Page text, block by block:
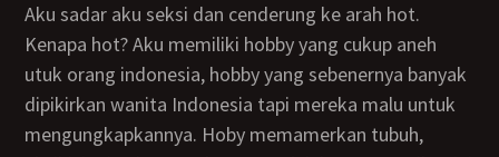
Aku sadar aku seksi dan cenderung ke arah hot.
Kenapa hot? Aku memiliki hobby yang cukup aneh
utuk orang indonesia, hobby yang sebenernya banyak
dipikirkan wanita Indonesia tapi mereka malu untuk
mengungkapkannya. Hoby memamerkan tubuh,